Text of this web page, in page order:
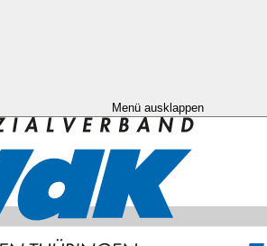
Menü ausklappen